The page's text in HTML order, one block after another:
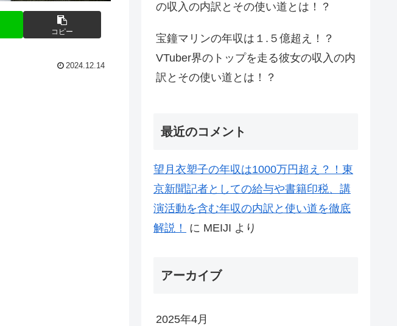
コピー
2024.12.14
の収入の内訳とその使い道とは！？
宝鐘マリンの年収は１.５億超え！？
VTuber界のトップを走る彼女の収入の内
訳とその使い道とは！？
最近のコメント
望月衣塑子の年収は1000万円超え？！東
京新聞記者としての給与や書籍印税、講
演活動を含む年収の内訳と使い道を徹底
解説！
に MEIJI より
アーカイブ
2025年4月